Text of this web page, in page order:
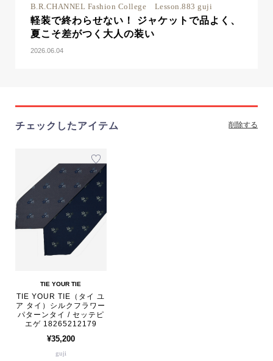
B.R.CHANNEL Fashion College Lesson.883 guji
軽装で終わらせない！ ジャケットで品よく、
夏こそ差がつく大人の装い
2026.06.04
チェックしたアイテム 削除する
TIE YOUR TIE
TIE YOUR TIE（タイ ユ
ア タイ）シルクフラワー
パターンタイ / セッテピ
エゲ 18265212179
¥35,200
guji